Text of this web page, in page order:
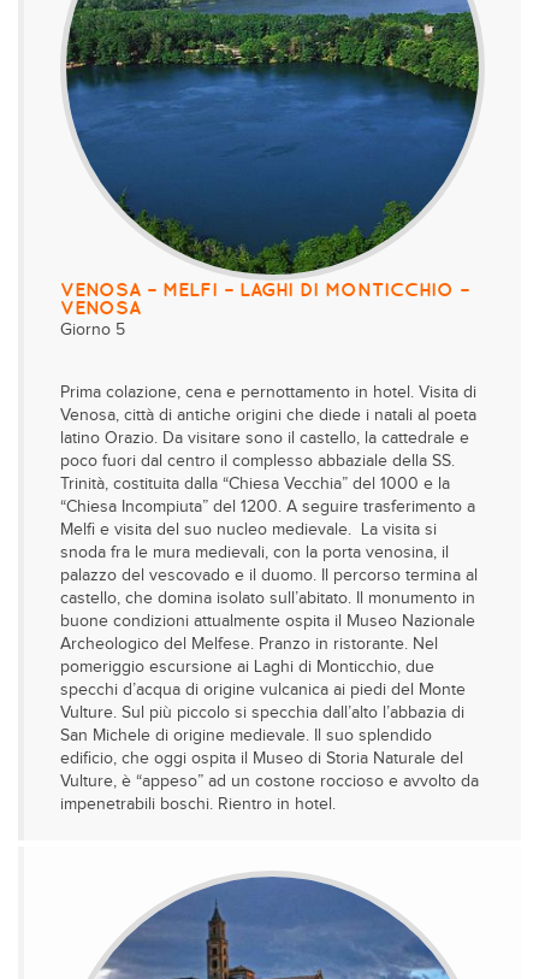
VENOSA – MELFI – LAGHI DI MONTICCHIO –
VENOSA
Giorno 5
Prima colazione, cena e pernottamento in hotel. Visita di
Venosa, città di antiche origini che diede i natali al poeta
latino Orazio. Da visitare sono il castello, la cattedrale e
poco fuori dal centro il complesso abbaziale della SS.
Trinità, costituita dalla “Chiesa Vecchia” del 1000 e la
“Chiesa Incompiuta” del 1200. A seguire trasferimento a
Melfi e visita del suo nucleo medievale. La visita si
snoda fra le mura medievali, con la porta venosina, il
palazzo del vescovado e il duomo. Il percorso termina al
castello, che domina isolato sull’abitato. Il monumento in
buone condizioni attualmente ospita il Museo Nazionale
Archeologico del Melfese. Pranzo in ristorante. Nel
pomeriggio escursione ai Laghi di Monticchio, due
specchi d’acqua di origine vulcanica ai piedi del Monte
Vulture. Sul più piccolo si specchia dall’alto l’abbazia di
San Michele di origine medievale. Il suo splendido
edificio, che oggi ospita il Museo di Storia Naturale del
Vulture, è “appeso” ad un costone roccioso e avvolto da
impenetrabili boschi. Rientro in hotel.